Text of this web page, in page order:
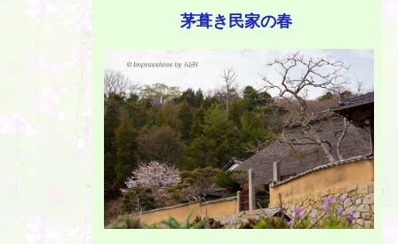
茅葺き民家の春